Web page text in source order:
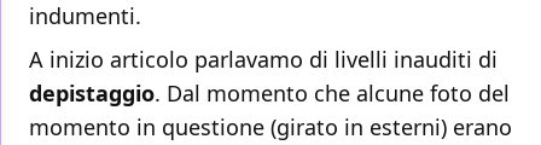
indumenti.
A inizio articolo parlavamo di livelli inauditi di
depistaggio. Dal momento che alcune foto del
momento in questione (girato in esterni) erano